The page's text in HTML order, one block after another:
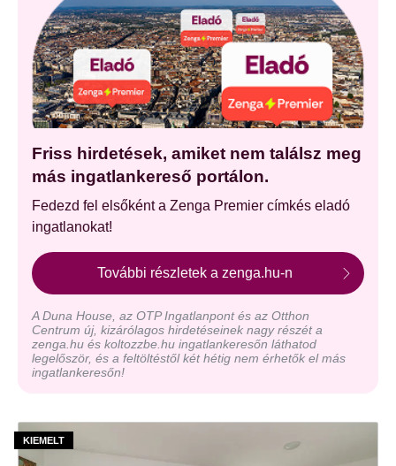
Friss hirdetések, amiket nem találsz meg
más ingatlankereső portálon.
Fedezd fel elsőként a Zenga Premier címkés eladó
ingatlanokat!
További részletek a zenga.hu-n
A Duna House, az OTP Ingatlanpont és az Otthon
Centrum új, kizárólagos hirdetéseinek nagy részét a
zenga.hu és koltozzbe.hu ingatlankeresőn láthatod
legelőször, és a feltöltéstől két hétig nem érhetők el más
ingatlankeresőn!